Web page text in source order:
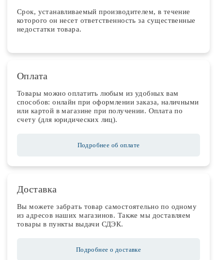
Срок, устанавливаемый производителем, в течение
которого он несет ответственность за существенные
недостатки товара.
Оплата
Товары можно оплатить любым из удобных вам
способов: онлайн при оформлении заказа, наличными
или картой в магазине при получении. Оплата по
счету (для юридических лиц).
Подробнее об оплате
Доставка
Вы можете забрать товар самостоятельно по одному
из адресов наших магазинов. Также мы доставляем
товары в пункты выдачи СДЭК.
Подробнее о доставке